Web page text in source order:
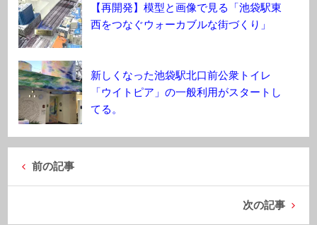
【再開発】模型と画像で見る「池袋駅東
西をつなぐウォーカブルな街づくり」
新しくなった池袋駅北口前公衆トイレ
「ウイトピア」の一般利用がスタートし
てる。
前の記事
次の記事